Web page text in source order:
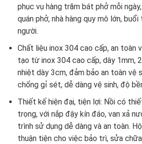
phục vụ hàng trăm bát phở mỗi
quán phở, nhà hàng quy mô lớn,
người.
Chất liệu inox 304 cao cấp, an toàn
tạo từ inox 304 cao cấp, dày 1mm,
nhiệt dày 3cm, đảm bảo an toàn vệ
chống gỉ sét, dễ dàng vệ sinh, độ
Thiết kế hiện đại, tiện lợi: Nồi có
trọng, với nắp đậy kín đáo, van xả
trình sử dụng dễ dàng và an toàn.
thuận tiện cho việc bảo trì, sửa